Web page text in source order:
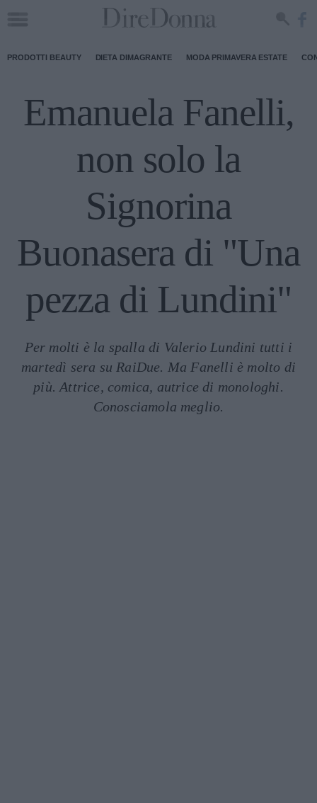
PRODOTTI BEAUTY DIETA DIMAGRANTE MODA PRIMAVERA ESTATE
Emanuela Fanelli,
non solo la
Signorina
Buonasera di "Una
pezza di Lundini"
Per molti è la spalla di Valerio Lundini tutti i
martedì sera su RaiDue. Ma Fanelli è molto di
più. Attrice, comica, autrice di monologhi.
Conosciamola meglio.